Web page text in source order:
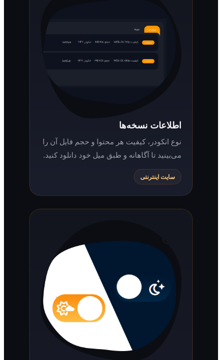
اطلاعات نسخه‌ها
نوع انکودر، کیفیت هر محتوا و حجم فایل آن را
می‌بینید تا آگاهانه و طبق میل خود دانلود کنید.
سایت اینترنتی